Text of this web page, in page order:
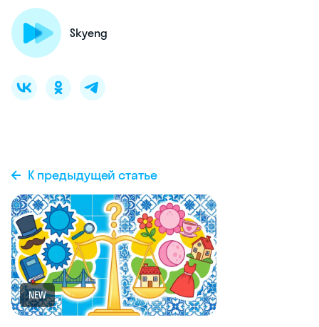
Skyeng
К предыдущей статье
NEW